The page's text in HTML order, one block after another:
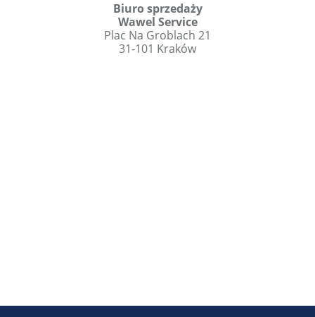
Biuro sprzedaży
Wawel Service
Plac Na Groblach 21
31-101 Kraków